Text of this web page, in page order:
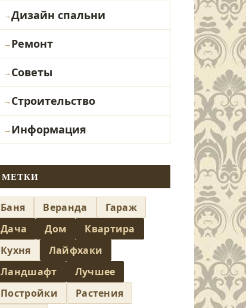
Дизайн спальни
Ремонт
Советы
Строительство
Информация
МЕТКИ
Баня Веранда
Гараж
Дача
Дом
Квартира
Кухня
Лайфхаки
Ландшафт
Лучшее
Постройки
Растения